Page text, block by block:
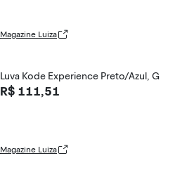
Magazine Luiza
Luva Kode Experience Preto/Azul, G
R$ 111,51
Magazine Luiza